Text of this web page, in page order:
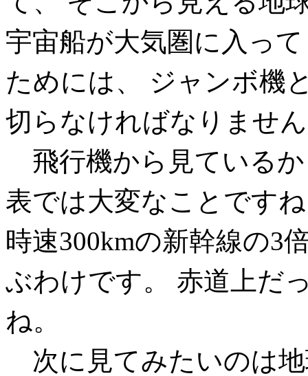
宇宙船が大気圏に入っ
ためには、 ジャンボ機
切らなければなりませ
飛行機から見ている
表では大変なことです
時速300kmの新幹線の3
ぶわけです。 赤道上だ
ね。
次に見てみたいのは